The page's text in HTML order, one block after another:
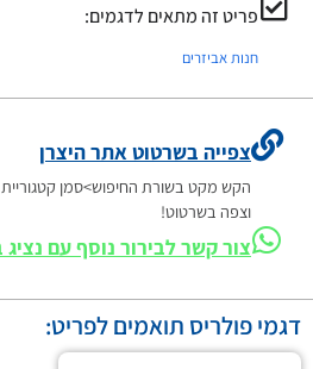
פריט זה מתאים לדגמים:
חנות אביזרים
צפייה בשרטוט אתר היצרן
הקש מקט בשורת החיפוש>סמן
וצפה בשרטוט!
צור קשר לבירור נוסף עם נציג
דגמי פולריס תואמים לפריט: